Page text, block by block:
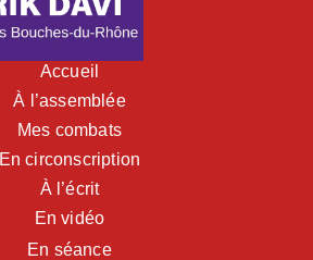
Accueil
À l’assemblée
Mes combats
En circonscription
À l’écrit
En vidéo
En séance